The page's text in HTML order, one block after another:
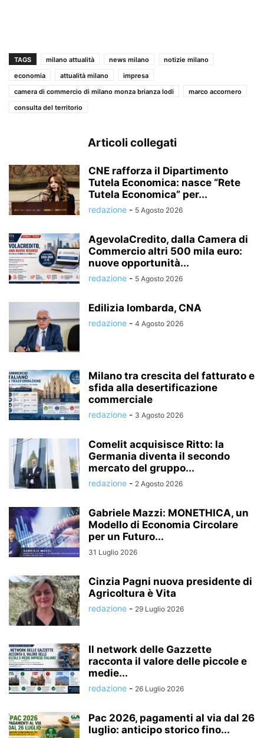
TAGS milano attualità news milano
notizie milano
economia
attualità milano
impresa
camera di commercio di milano monza brianza lodi
marco accornero
consulta del territorio
Articoli collegati
CNE rafforza il Dipartimento
Tutela Economica: nasce “Rete
Tutela Economica” per...
redazione - 5 Agosto 2026
AgevolaCredito, dalla Camera di
Commercio altri 500 mila euro:
nuove opportunità...
redazione - 5 Agosto 2026
Edilizia lombarda, CNA
redazione - 4 Agosto 2026
Milano tra crescita del fatturato e
sfida alla desertificazione
commerciale
redazione - 3 Agosto 2026
Comelit acquisisce Ritto: la
Germania diventa il secondo
mercato del gruppo...
redazione - 2 Agosto 2026
Gabriele Mazzi: MONETHICA, un
Modello di Economia Circolare
per un Futuro...
31 Luglio 2026
Cinzia Pagni nuova presidente di
Agricoltura è Vita
redazione - 29 Luglio 2026
Il network delle Gazzette
racconta il valore delle piccole e
medie...
redazione - 26 Luglio 2026
Pac 2026, pagamenti al via dal 26
luglio: anticipo storico fino...